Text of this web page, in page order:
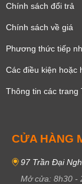
Chính sách đổi trả
Chính sách về giá
Phương thức tiếp
Các điều kiện hoặc
Thông tin các trang
CỬA HÀNG
97 Trần Đại
Mở cửa: 8h30 -